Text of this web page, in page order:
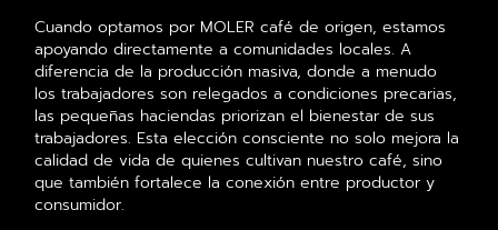
Cuando optamos por MOLER café de origen, estamos
apoyando directamente a comunidades locales. A
diferencia de la producción masiva, donde a menudo
los trabajadores son relegados a condiciones precarias,
las pequeñas haciendas priorizan el bienestar de sus
trabajadores. Esta elección consciente no solo mejora la
calidad de vida de quienes cultivan nuestro café, sino
que también fortalece la conexión entre productor y
consumidor.